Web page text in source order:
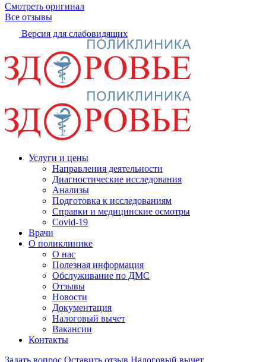
Смотреть оригинал
Все отзывы
Версия для слабовидящих
Услуги и цены
Направления деятельности
Диагностические исследования
Анализы
Подготовка к исследованиям
Справки и медицинские осмотры
Covid-19
Врачи
О поликлинике
О нас
Полезная информация
Обслуживание по ДМС
Отзывы
Новости
Документация
Налоговый вычет
Вакансии
Контакты
Задать вопрос Оставить отзыв Налоговый вычет